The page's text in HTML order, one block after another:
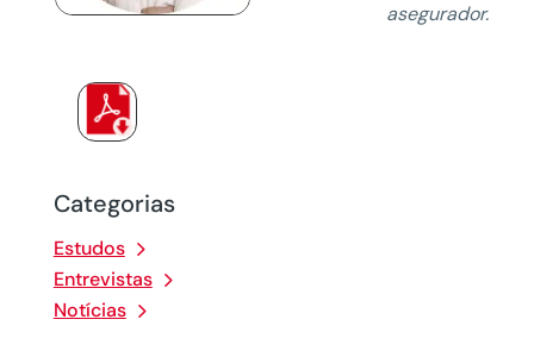
Categorias
Estudos
Entrevistas
Notícias
asegurador.